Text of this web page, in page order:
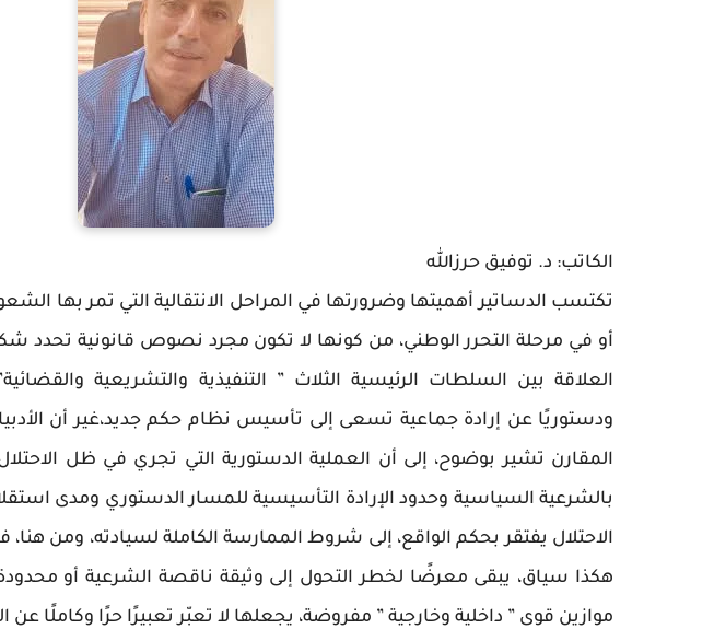
الكاتب: د. توفيق حرزالله
تكتسب الدساتير أهميتها وضرورتها في المراحل الانتقالية التي تمر بها
أو في مرحلة التحرر الوطني، من كونها لا تكون مجرد نصوص قانونية تحدد
العلاقة بين السلطات الرئيسية الثلاث ” التنفيذية والتشريعية
ودستوريًا عن إرادة جماعية تسعى إلى تأسيس نظام حكم جديد،غير أن
المقارن تشير بوضوح، إلى أن العملية الدستورية التي تجري في ظل
بالشرعية السياسية وحدود الإرادة التأسيسية للمسار الدستوري ومدى
الاحتلال يفتقر بحكم الواقع، إلى شروط الممارسة الكاملة لسيادته، ومن
هكذا سياق، يبقى معرضًا لخطر التحول إلى وثيقة ناقصة الشرعية أو
موازين قوى ” داخلية وخارجية ” مفروضة، يجعلها لا تعبّر تعبيرًا حرًا وكاملًا عن